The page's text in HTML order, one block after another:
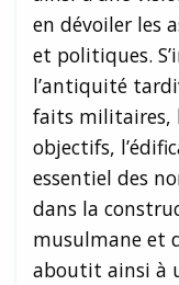
en dévoiler les
et politiques.
l’antiquité
faits militaires,
objectifs,
essentiel des
dans la
musulmane et
aboutit ainsi à